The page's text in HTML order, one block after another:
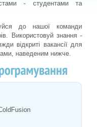
- студентами та
до нашої команди
Використовуй знання -
відкриті вакансії для
наведеним нижче.